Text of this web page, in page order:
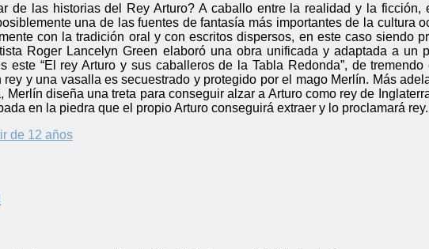
de las historias del Rey Arturo? A caballo entre la realidad y la ficción,
una de las fuentes de fantasía más importantes de la cultura
con la tradición oral y con escritos dispersos, en este caso siendo
Roger Lancelyn Green elaboró una obra unificada y adaptada a un
este “El rey Arturo y sus caballeros de la Tabla Redonda”, de
y una vasalla es secuestrado y protegido por el mago Merlín. Más
Merlín diseña una treta para conseguir alzar a Arturo como rey de
en la piedra que el propio Arturo conseguirá extraer y lo proclamará rey.
de 12 años